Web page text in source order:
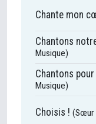
Chante mon
Chantons
Musique)
Chantons
Musique)
Choisis ! (Sœur